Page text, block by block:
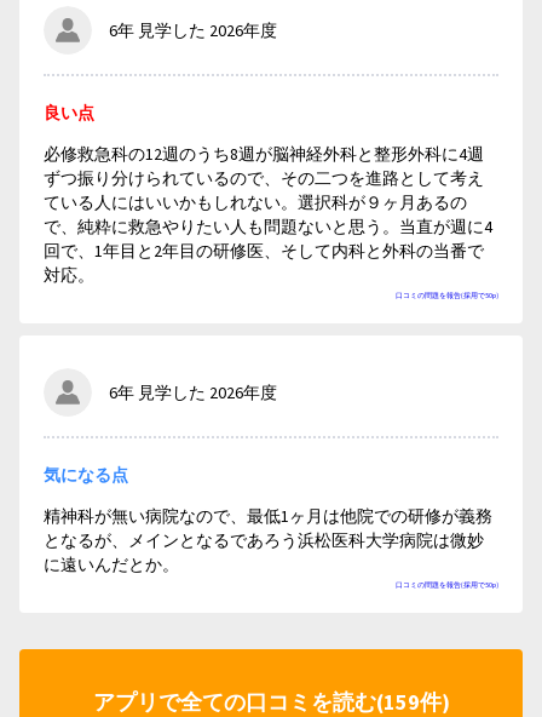
6年 見学した 2026年度
口コミの問題を報告(採用で50p)
良い点
必修救急科の12週のうち8週が脳神経外科と整形外科に4週
ずつ振り分けられているので、その二つを進路として考え
ている人にはいいかもしれない。選択科が９ヶ月あるの
で、純粋に救急やりたい人も問題ないと思う。当直が週に4
回で、1年目と2年目の研修医、そして内科と外科の当番で
対応。
6年 見学した 2026年度
口コミの問題を報告(採用で50p)
気になる点
精神科が無い病院なので、最低1ヶ月は他院での研修が義務
となるが、メインとなるであろう浜松医科大学病院は微妙
に遠いんだとか。
アプリで全ての口コミを読む(159件)